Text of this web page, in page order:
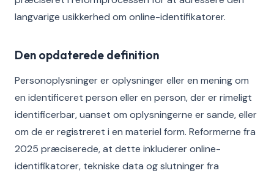
langvarige usikkerhed om online-identifikatorer.
Den opdaterede definition
Personoplysninger er oplysninger eller en mening om
en identificeret person eller en person, der er rimeligt
identificerbar, uanset om oplysningerne er sande, eller
om de er registreret i en materiel form. Reformerne fra
2025 præciserede, at dette inkluderer online-
identifikatorer, tekniske data og slutninger fra